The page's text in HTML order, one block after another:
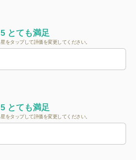
5 とても満足
星をタップして評価を変更してください。
5 とても満足
星をタップして評価を変更してください。